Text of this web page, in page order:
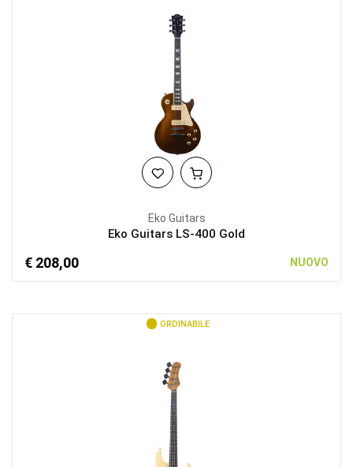
Eko Guitars
Eko Guitars LS-400 Gold
€ 208,00 NUOVO
ORDINABILE